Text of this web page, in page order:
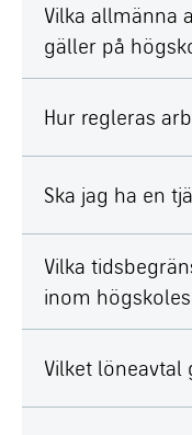
Vilka allmänna
gäller på
Hur regleras
Ska jag ha en
Vilka
inom
Vilket löneavtal